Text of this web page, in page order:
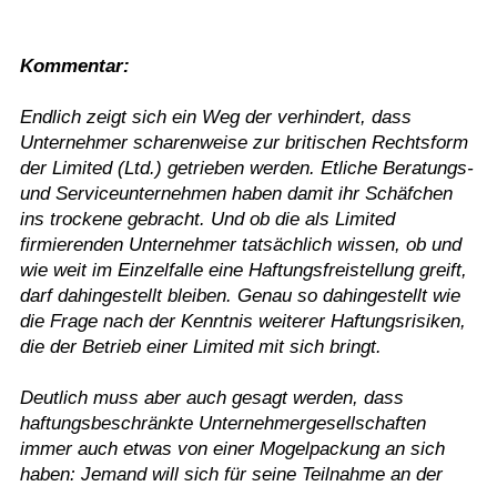
Kommentar:
Endlich zeigt sich ein Weg der verhindert, dass
Unternehmer scharenweise zur britischen Rechtsform
der Limited (Ltd.) getrieben werden. Etliche Beratungs-
und Serviceunternehmen haben damit ihr Schäfchen
ins trockene gebracht. Und ob die als Limited
firmierenden Unternehmer tatsächlich wissen, ob und
wie weit im Einzelfalle eine Haftungsfreistellung greift,
darf dahingestellt bleiben. Genau so dahingestellt wie
die Frage nach der Kenntnis weiterer Haftungsrisiken,
die der Betrieb einer Limited mit sich bringt.
Deutlich muss aber auch gesagt werden, dass
haftungsbeschränkte Unternehmergesellschaften
immer auch etwas von einer Mogelpackung an sich
haben: Jemand will sich für seine Teilnahme an der